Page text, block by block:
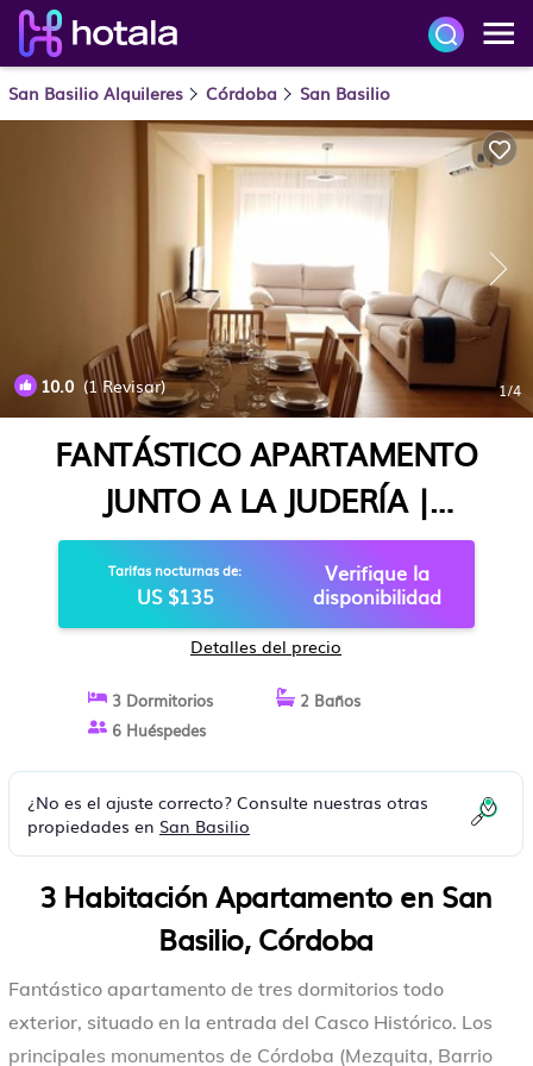
San Basilio Alquileres Córdoba San Basilio
10.0 (1 Revisar) 1/4
FANTÁSTICO APARTAMENTO
JUNTO A LA JUDERÍA |
APARTAMENTO EN CÓRDOBA
Tarifas nocturnas de:
US $135
Verifique la
disponibilidad
Detalles del precio
3 Dormitorios
2 Baños
6 Huéspedes
¿No es el ajuste correcto? Consulte nuestras otras
propiedades en San Basilio
3 Habitación Apartamento en San
Basilio, Córdoba
Fantástico apartamento de tres dormitorios todo
exterior, situado en la entrada del Casco Histórico. Los
principales monumentos de Córdoba (Mezquita, Barrio